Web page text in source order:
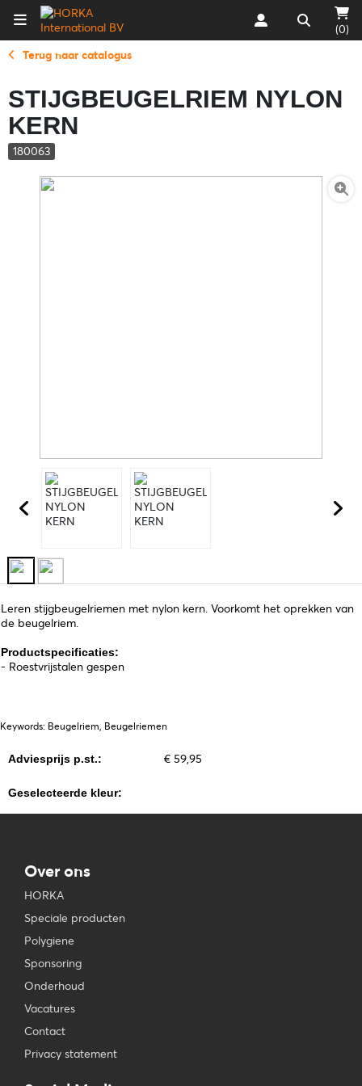
(0)
Terug naar catalogus
STIJGBEUGELRIEM NYLON
KERN
180063
Leren stijgbeugelriemen met nylon kern. Voorkomt het oprekken van
de beugelriem.
Productspecificaties:
- Roestvrijstalen gespen
Keywords: Beugelriem, Beugelriemen
Adviesprijs p.st.: € 59,95
Geselecteerde kleur:
Over ons
HORKA
Speciale producten
Polygiene
Sponsoring
Onderhoud
Vacatures
Contact
Privacy statement